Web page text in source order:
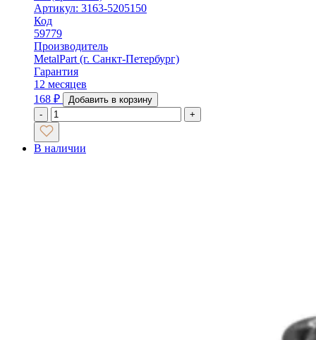
Артикул: 3163-5205150
Код
59779
Производитель
MetalPart (г. Санкт-Петербург)
Гарантия
12 месяцев
168 ₽
Добавить в корзину
-
+
В наличии